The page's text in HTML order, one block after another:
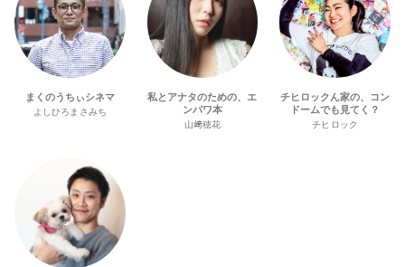
まくのうちぃシネマ
よしひろまさみち
私とアナタのための、エ
ンパワ本
山﨑穂花
チヒロックん家の、コン
ドームでも見てく？
チヒロック